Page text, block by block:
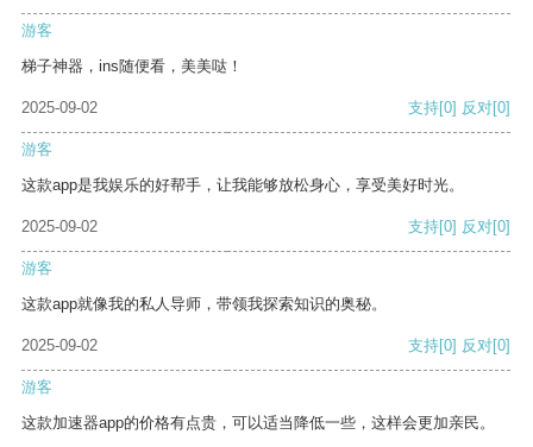
游客
梯子神器，ins随便看，美美哒！
2025-09-02 支持[0] 反对[0]
游客
这款app是我娱乐的好帮手，让我能够放松身心，享受美好时光。
2025-09-02 支持[0] 反对[0]
游客
这款app就像我的私人导师，带领我探索知识的奥秘。
2025-09-02 支持[0] 反对[0]
游客
这款加速器app的价格有点贵，可以适当降低一些，这样会更加亲民。